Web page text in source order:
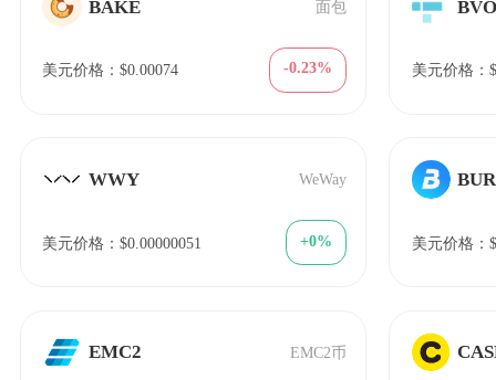
BAKE 面包
美元价格：$0.00074 -0.23%
WWY WeWay
美元价格：$0.00000051 +0%
EMC2 EMC2币
美元价格：
美元价格：